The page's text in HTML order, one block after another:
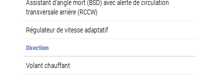
Assistant d’angle mort (BSD) avec alerte de circulation
transversale arrière (RCCW)
Régulateur de vitesse adaptatif
Direction
Volant chauffant